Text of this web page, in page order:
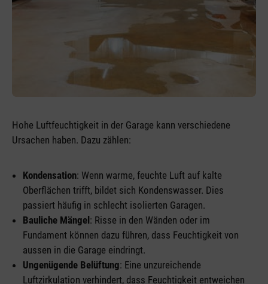
Hohe Luftfeuchtigkeit in der Garage kann verschiedene
Ursachen haben. Dazu zählen:
Kondensation: Wenn warme, feuchte Luft auf kalte
Oberflächen trifft, bildet sich Kondenswasser. Dies
passiert häufig in schlecht isolierten Garagen.
Bauliche Mängel: Risse in den Wänden oder im
Fundament können dazu führen, dass Feuchtigkeit von
aussen in die Garage eindringt.
Ungenügende Belüftung: Eine unzureichende
Luftzirkulation verhindert, dass Feuchtigkeit entweichen